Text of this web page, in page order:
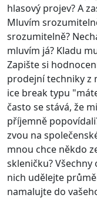
hlasový projev? A
Mluvím
srozumitelně?
mluvím já? Kladu
Zapište si
prodejní techniky z
ice break typu
často se stává, že
příjemně
zvou na
mnou chce někdo
skleničku?
nich udělejte
namalujte do